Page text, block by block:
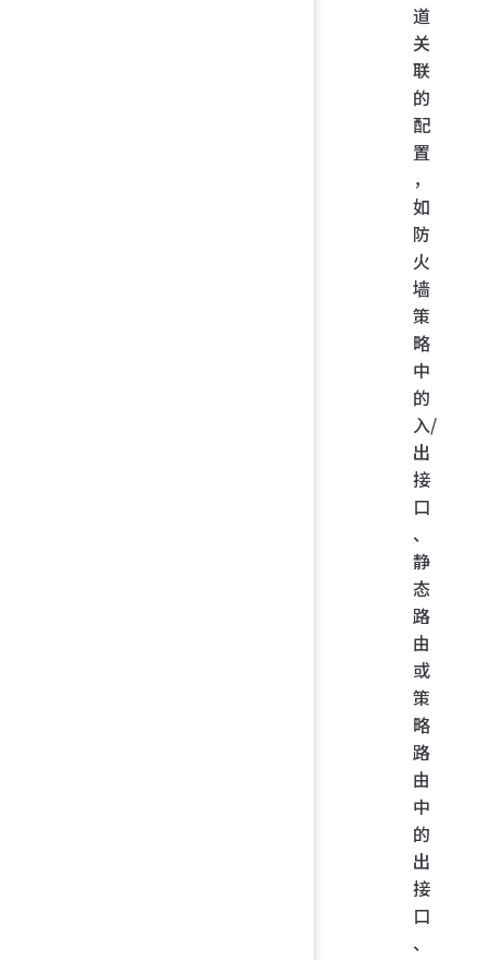
道
关
联
的
配
置
，
如
防
火
墙
策
略
中
的
入/
出
接
口
、
静
态
路
由
或
策
略
路
由
中
的
出
接
口
、